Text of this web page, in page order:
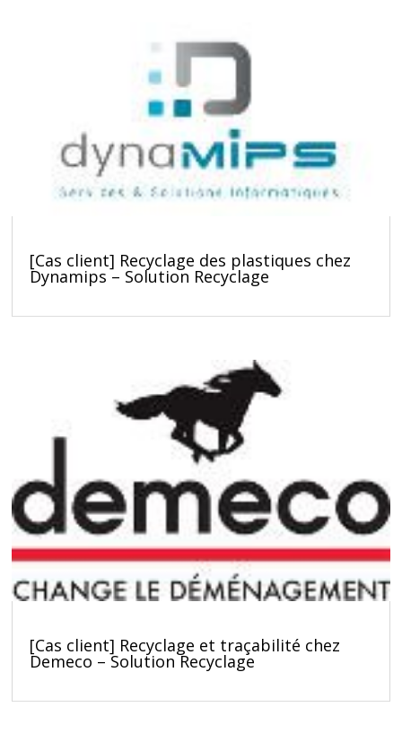
[Cas client] Recyclage des plastiques chez
Dynamips – Solution Recyclage
[Cas client] Recyclage et traçabilité chez
Demeco – Solution Recyclage